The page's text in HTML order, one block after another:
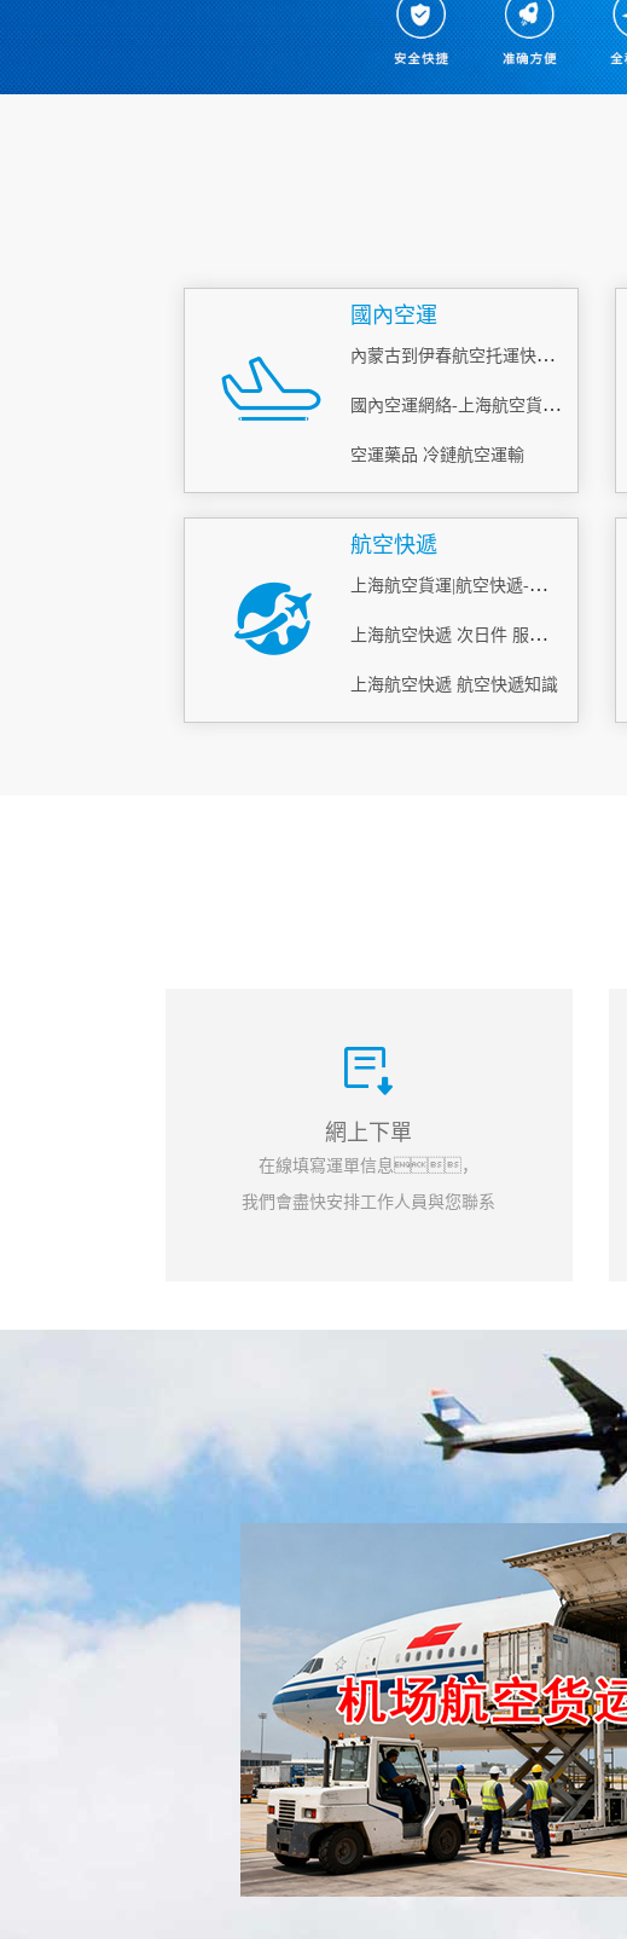
國內空運
內蒙古到伊春航空托運快運-[機場運輸]
國內空運網絡-上海航空貨運服務商
空運藥品 冷鏈航空運輸
航空快遞
上海航空貨運|航空快遞-機場物流(航空、空運)
上海航空快遞 次日件 服務理念
上海航空快遞 航空快遞知識
網上下單
在線填寫運單信息，
我們會盡快安排工作人員與您聯系